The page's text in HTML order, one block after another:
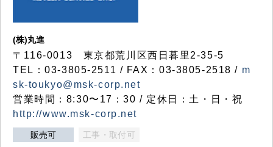
(株)丸進
〒116-0013 東京都荒川区西日暮里2-35-5
TEL：03-3805-2511 / FAX：03-3805-2518 / m
sk-toukyo@msk-corp.net
営業時間：8:30〜17：30 / 定休日：土・日・祝
http://www.msk-corp.net
販売可 工事・取付可